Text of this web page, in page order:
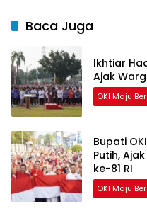
Baca Juga
Ikhtiar
Ajak
OKI Maju
Bupati
Putih,
ke-81 RI
OKI Maju